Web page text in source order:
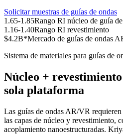
Solicitar muestras de guías de ondas
1.65-1.85Rango RI núcleo de guía
1.16-1.40Rango RI revestimiento
$4.2B*Mercado de guías de ondas
Sistema de materiales para guías de
Núcleo +
sola plataforma
Las guías de ondas AR/VR
las capas de núcleo y revestimiento,
acoplamiento nanoestructuradas.